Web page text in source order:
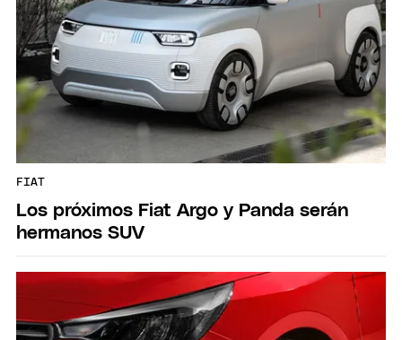
FIAT
Los próximos Fiat Argo y Panda serán
hermanos SUV